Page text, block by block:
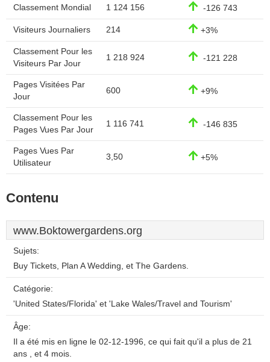
Classement Mondial 1 124 156 -126 743
Visiteurs Journaliers 214 +3%
Classement Pour les
Visiteurs Par Jour
1 218 924 -121 228
Pages Visitées Par
Jour
600 +9%
Classement Pour les
Pages Vues Par Jour
1 116 741 -146 835
Pages Vues Par
Utilisateur
3,50 +5%
Contenu
www.Boktowergardens.org
Sujets:
Buy Tickets, Plan A Wedding, et The Gardens.
Catégorie:
'United States/Florida' et 'Lake Wales/Travel and Tourism'
Âge:
Il a été mis en ligne le 02-12-1996, ce qui fait qu'il a plus de 21
ans , et 4 mois.